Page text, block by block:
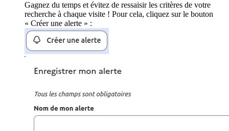
Gagnez du temps et évitez de ressaisir les critères de votre
recherche à chaque visite ! Pour cela, cliquez sur le bouton
« Créer une alerte » :